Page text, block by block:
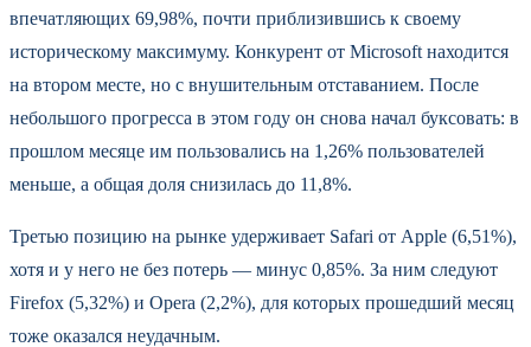
впечатляющих 69,98%, почти приблизившись к своему
историческому максимуму. Конкурент от Microsoft находится
на втором месте, но с внушительным отставанием. После
небольшого прогресса в этом году он снова начал буксовать: в
прошлом месяце им пользовались на 1,26% пользователей
меньше, а общая доля снизилась до 11,8%.
Третью позицию на рынке удерживает Safari от Apple (6,51%),
хотя и у него не без потерь — минус 0,85%. За ним следуют
Firefox (5,32%) и Opera (2,2%), для которых прошедший месяц
тоже оказался неудачным.